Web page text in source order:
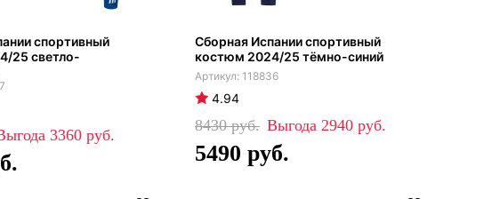
спортивный
25 светло-
3360
Сборная Испании спортивный
костюм 2024/25 тёмно-синий
118836
4.94
8430 2940
5490